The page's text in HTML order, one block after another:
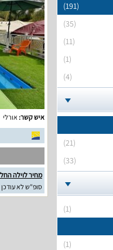
(191)
(35)
(11)
(1)
(4)
(21)
(33)
(1)
(1)
איש קשר: אורלי
מחיר לוילה
סופ"ש לא עודכן